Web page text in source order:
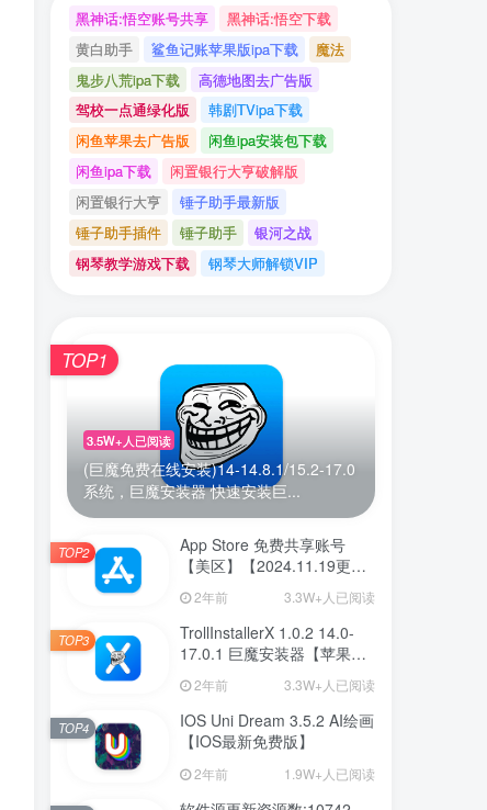
黑神话:悟空账号共享
黑神话:悟空下载
黄白助手
鲨鱼记账苹果版ipa下载
魔法
鬼步八荒ipa下载
高德地图去广告版
驾校一点通绿化版
韩剧TVipa下载
闲鱼苹果去广告版
闲鱼ipa安装包下载
闲鱼ipa下载
闲置银行大亨破解版
闲置银行大亨
锤子助手最新版
锤子助手插件
锤子助手
银河之战
钢琴教学游戏下载
钢琴大师解锁VIP
3.5W+人已阅读
(巨魔免费在线安装)14-14.8.1/15.2-17.0
系统，巨魔安装器 快速安装巨...
TOP1
App Store 免费共享账号
【美区】【2024.11.19更
新】2年前 3.3W+人已阅读
TOP2
TrollInstallerX 1.0.2 14.0-
17.0.1 巨魔安装器【苹果最
新版】
2年前 3.3W+人已阅读
TOP3
IOS Uni Dream 3.5.2 AI绘画
【IOS最新免费版】
2年前 1.9W+人已阅读
TOP4